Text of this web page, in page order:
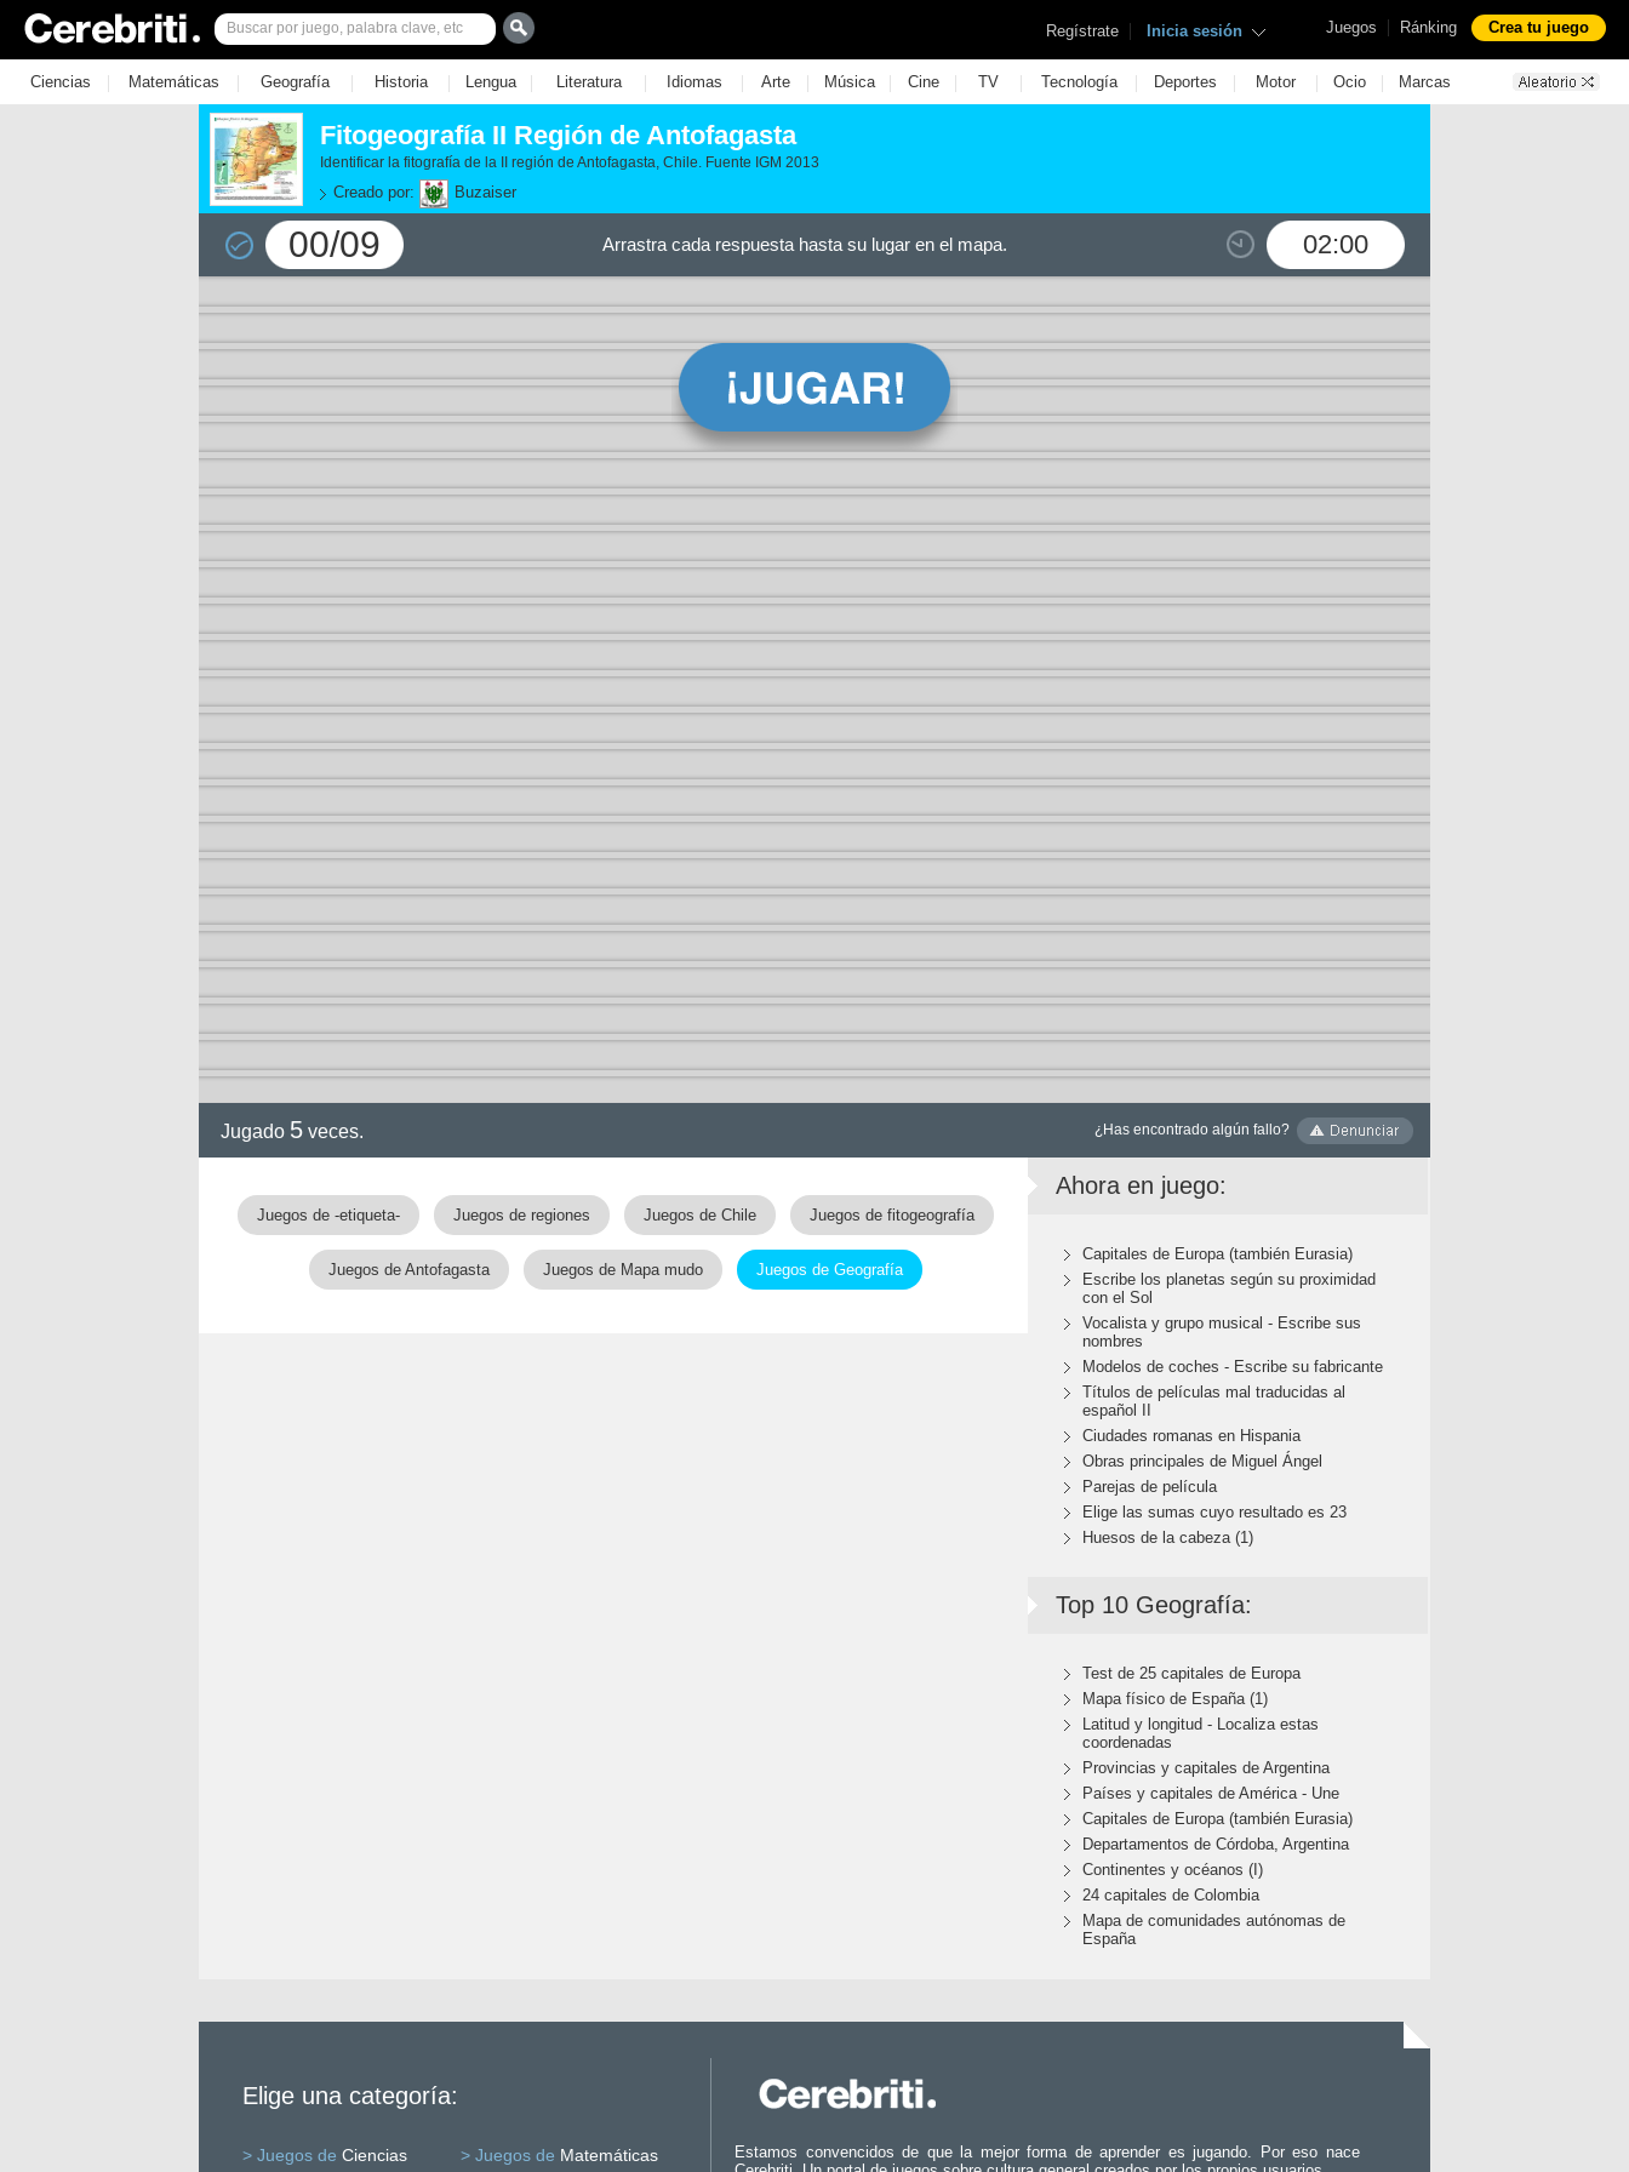
Juegos | Ránking Crea tu juego
Regístrate | Inicia sesión
Ciencias | Matemáticas | Geografía | Historia | Lengua | Literatura | Idiomas | Arte | Música | Cine | TV | Tecnología | Deportes | Motor | Ocio | Marcas
Fitogeografía II Región de Antofagasta
Identificar la fitografía de la II región de Antofagasta, Chile. Fuente IGM 2013
Creado por: Buzaiser
00/09 02:00
Arrastra cada respuesta hasta su lugar en el mapa.
Jugado 5 veces. ¿Has encontrado algún fallo?
Juegos de -etiqueta- Juegos de regiones Juegos de Chile Juegos de fitogeografía
Juegos de Antofagasta Juegos de Mapa mudo Juegos de Geografía
Ahora en juego:
Capitales de Europa (también Eurasia)
Escribe los planetas según su proximidad
con el Sol
Vocalista y grupo musical - Escribe sus
nombres
Modelos de coches - Escribe su fabricante
Títulos de películas mal traducidas al
español II
Ciudades romanas en Hispania
Obras principales de Miguel Ángel
Parejas de película
Elige las sumas cuyo resultado es 23
Huesos de la cabeza (1)
Top 10 Geografía:
Test de 25 capitales de Europa
Mapa físico de España (1)
Latitud y longitud - Localiza estas
coordenadas
Provincias y capitales de Argentina
Países y capitales de América - Une
Capitales de Europa (también Eurasia)
Departamentos de Córdoba, Argentina
Continentes y océanos (I)
24 capitales de Colombia
Mapa de comunidades autónomas de
España
Elige una categoría:
> Juegos de Ciencias > Juegos de Matemáticas
Estamos convencidos de que la mejor forma de aprender es jugando. Por eso nace